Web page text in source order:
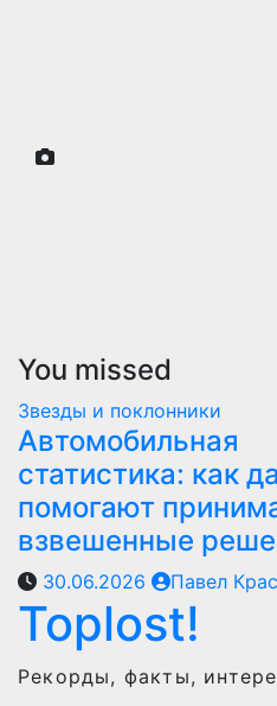
You missed
Звезды и поклонники
Автомобильная
статистика: как
помогают
взвешенные
30.06.2026 Павел
Toplost!
Рекорды, факты,